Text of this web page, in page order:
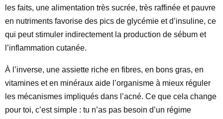
les faits, une alimentation très sucrée, très raffinée et pauvre
en nutriments favorise des pics de glycémie et d’insuline, ce
qui peut stimuler indirectement la production de sébum et
l’inflammation cutanée.
À l’inverse, une assiette riche en fibres, en bons gras, en
vitamines et en minéraux aide l’organisme à mieux réguler
les mécanismes impliqués dans l’acné. Ce que cela change
pour toi, c’est simple : tu n’as pas besoin d’un régime